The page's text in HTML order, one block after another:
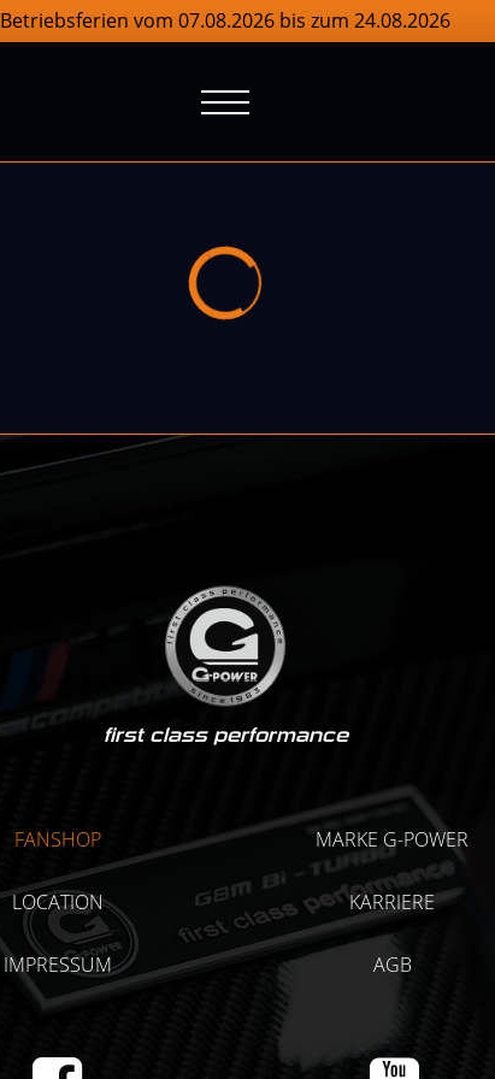
Betriebsferien vom 07.08.2026 bis zum 24.08.2026
first class performance
FANSHOP MARKE G-POWER
LOCATION KARRIERE
IMPRESSUM AGB